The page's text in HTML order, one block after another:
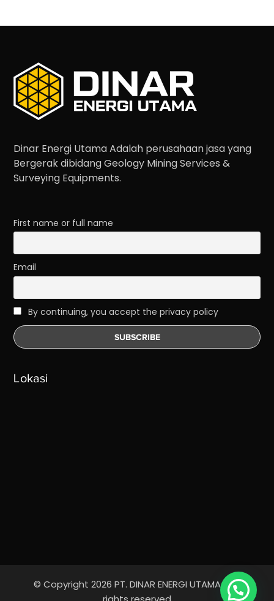
Dinar Energi Utama Adalah perusahaan jasa yang
Bergerak dibidang Geology Mining Services &
Surveying Equipments.
First name or full name
Email
By continuing, you accept the privacy policy
Lokasi
© Copyright 2026 PT. DINAR ENERGI UTAMA - All
Ada yang bisa kami bantu?